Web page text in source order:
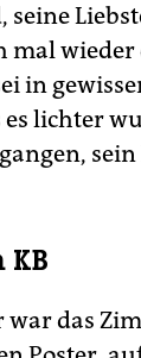
seine
in
es lichter
war das